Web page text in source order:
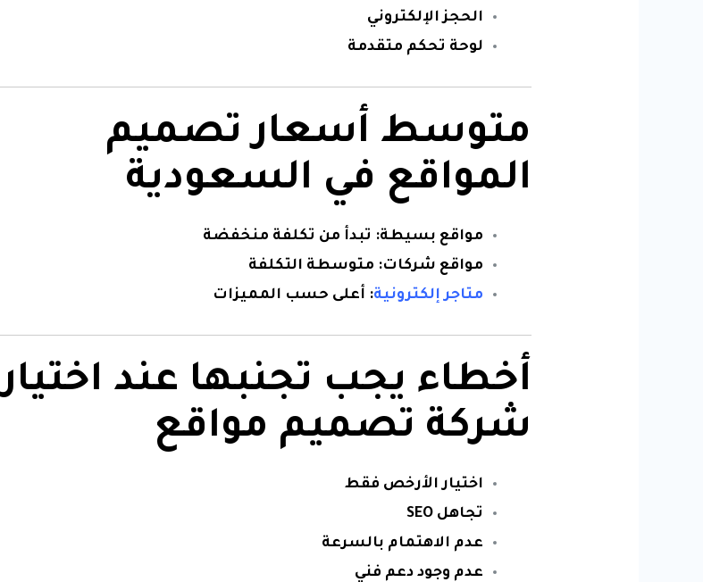
الحجز الإلكتروني
لوحة تحكم متقدمة
متوسط أسعار تصميم
المواقع في السعودية
مواقع بسيطة: تبدأ من تكلفة منخفضة
مواقع شركات: متوسطة التكلفة
متاجر إلكترونية: أعلى حسب المميزات
أخطاء يجب تجنبها عند اختيار
شركة تصميم مواقع
اختيار الأرخص فقط
تجاهل SEO
عدم الاهتمام بالسرعة
عدم وجود دعم فني